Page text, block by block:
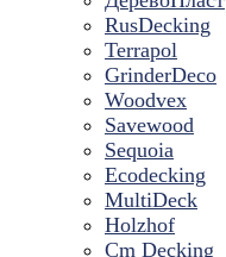
RusDecking
Terrapol
GrinderDeco
Woodvex
Savewood
Sequoia
Ecodecking
MultiDeck
Holzhof
Cm Decking